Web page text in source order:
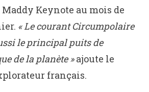
Keynote au mois de
« Le courant Circumpolaire
le principal puits de
de la planète »ajoute le
français.